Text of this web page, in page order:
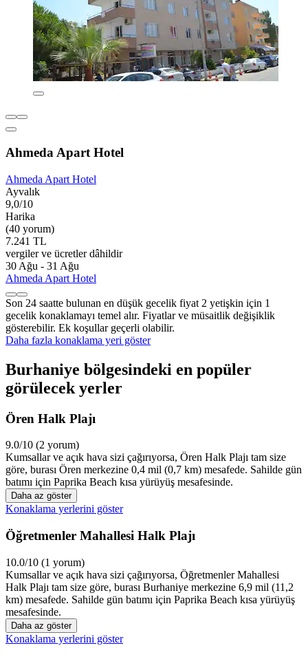
Ahmeda Apart Hotel
Ahmeda Apart Hotel
Ayvalık
9,0/10
Harika
(40 yorum)
7.241 TL
vergiler ve ücretler dâhildir
30 Ağu - 31 Ağu
Ahmeda Apart Hotel
Son 24 saatte bulunan en düşük gecelik fiyat 2 yetişkin için 1
gecelik konaklamayı temel alır. Fiyatlar ve müsaitlik değişiklik
gösterebilir. Ek koşullar geçerli olabilir.
Daha fazla konaklama yeri göster
Burhaniye bölgesindeki en popüler
görülecek yerler
Ören Halk Plajı
9.0/10 (2 yorum)
Kumsallar ve açık hava sizi çağırıyorsa, Ören Halk Plajı tam size
göre, burası Ören merkezine 0,4 mil (0,7 km) mesafede. Sahilde gün
batımı için Paprika Beach kısa yürüyüş mesafesinde.
Daha az göster
Konaklama yerlerini göster
Öğretmenler Mahallesi Halk Plajı
10.0/10 (1 yorum)
Kumsallar ve açık hava sizi çağırıyorsa, Öğretmenler Mahallesi
Halk Plajı tam size göre, burası Burhaniye merkezine 6,9 mil (11,2
km) mesafede. Sahilde gün batımı için Paprika Beach kısa yürüyüş
mesafesinde.
Daha az göster
Konaklama yerlerini göster